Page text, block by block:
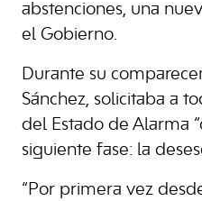
abstenciones, una
el Gobierno.
Durante su
Sánchez, solicitaba a
del Estado de Alarma
siguiente fase: la
“Por primera vez